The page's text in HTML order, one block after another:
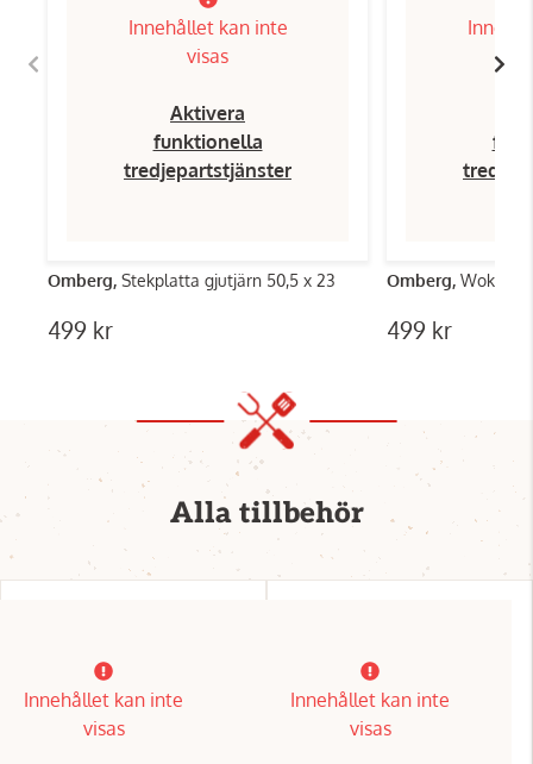
Innehållet kan inte
visas
Aktivera
funktionella
tredjepartstjänster
Omberg, Stekplatta gjutjärn 50,5 x 23
499 kr
Omberg, Wok 36
499 kr
Alla tillbehör
Innehållet kan inte
visas
Innehållet kan inte
visas